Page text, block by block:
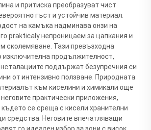
и притиска преобразуват чист
гъст и устойчив материал.
на камъка надминава онзи на
prakticaly непроницаем за цапкания и
сколемяване. Тази превъзходна
изключителна продължителност,
поддържат безупречния си
от интензивно ползване. Природната
към киселини и химикали още
практически приложения,
където се среща с кисели хранителни
средства. Неговите впечатляващи